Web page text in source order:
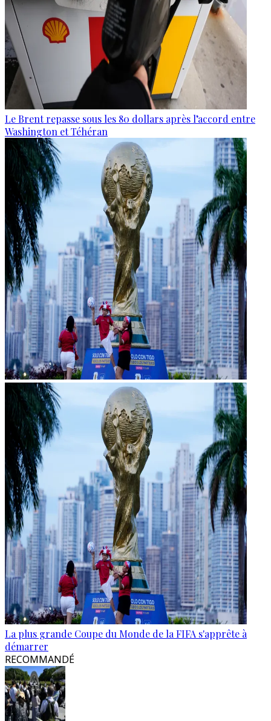
Le Brent repasse sous les 80 dollars après l’accord entre
Washington et Téhéran
La plus grande Coupe du Monde de la FIFA s'apprête à
démarrer
RECOMMANDÉ